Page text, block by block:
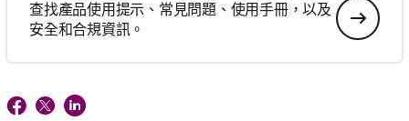
查找產品使用提示、常見問題、使用手冊，以及
安全和合規資訊。